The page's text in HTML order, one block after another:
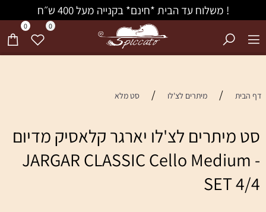
! משלוח עד הבית *חינם* בקנייה מעל 400 ש״ח
0 0
דף הבית / מיתרים לצ'לו / סט מלא
סט מיתרים לצ'לו יארגר קלאסיק מדיום
JARGAR CLASSIC Cello Medium -
SET 4/4